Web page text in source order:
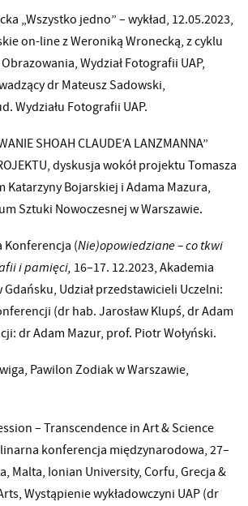
„Wszystko jedno” – wykład, 12.05.2023,
on-line z Weroniką Wronecką, z cyklu
Wydział Fotografii UAP,
dr Mateusz Sadowski,
Wydziału Fotografii UAP.
SHOAH CLAUDE’A LANZMANNA”
dyskusja wokół projektu Tomasza
Katarzyny Bojarskiej i Adama Mazura,
Sztuki Nowoczesnej w Warszawie.
Konferencja (Nie)opowiedziane – co tkwi
i pamięci, 16–17. 12.2023, Akademia
Udział przedstawicieli Uczelni:
(dr hab. Jarosław Klupś, dr Adam
dr Adam Mazur, prof. Piotr Wołyński.
Pawilon Zodiak w Warszawie,
– Transcendence in Art & Science
konferencja międzynarodowa, 27–
Malta, Ionian University, Corfu, Grecja &
Wystąpienie wykładowczyni UAP (dr